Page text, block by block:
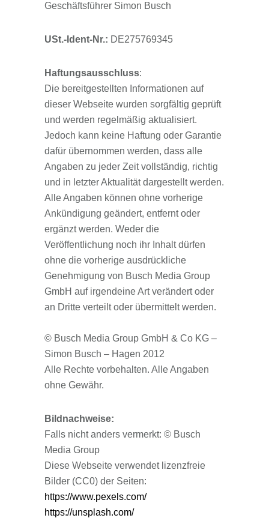
Geschäftsführer Simon Busch
USt.-Ident-Nr.: DE275769345
Haftungsausschluss:
Die bereitgestellten Informationen auf
dieser Webseite wurden sorgfältig geprüft
und werden regelmäßig aktualisiert.
Jedoch kann keine Haftung oder Garantie
dafür übernommen werden, dass alle
Angaben zu jeder Zeit vollständig, richtig
und in letzter Aktualität dargestellt werden.
Alle Angaben können ohne vorherige
Ankündigung geändert, entfernt oder
ergänzt werden. Weder die
Veröffentlichung noch ihr Inhalt dürfen
ohne die vorherige ausdrückliche
Genehmigung von Busch Media Group
GmbH auf irgendeine Art verändert oder
an Dritte verteilt oder übermittelt werden.
© Busch Media Group GmbH & Co KG –
Simon Busch – Hagen 2012
Alle Rechte vorbehalten. Alle Angaben
ohne Gewähr.
Bildnachweise:
Falls nicht anders vermerkt: © Busch
Media Group
Diese Webseite verwendet lizenzfreie
Bilder (CC0) der Seiten:
https://www.pexels.com/
https://unsplash.com/